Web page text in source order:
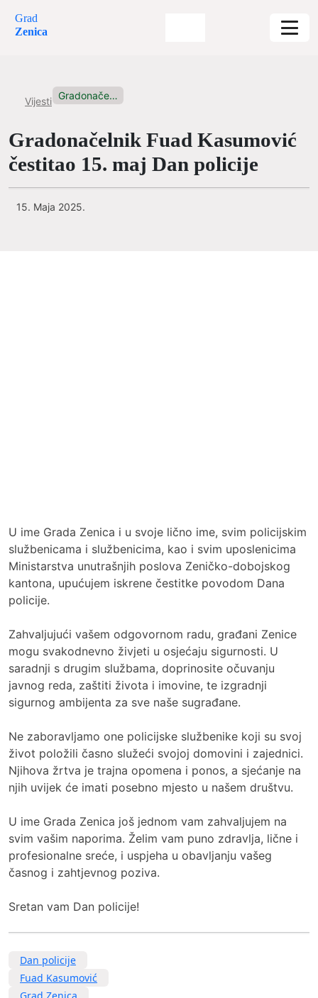
Grad
Zenica
Vijesti Gradonačelnik Fuad Kasumović čestitao 15....
Gradonačelnik Fuad Kasumović
čestitao 15. maj Dan policije
15. Maja 2025.
U ime Grada Zenica i u svoje lično ime, svim policijskim
službenicama i službenicima, kao i svim uposlenicima
Ministarstva unutrašnjih poslova Zeničko-dobojskog
kantona, upućujem iskrene čestitke povodom Dana
policije.
Zahvaljujući vašem odgovornom radu, građani Zenice
mogu svakodnevno živjeti u osjećaju sigurnosti. U
saradnji s drugim službama, doprinosite očuvanju
javnog reda, zaštiti života i imovine, te izgradnji
sigurnog ambijenta za sve naše sugrađane.
Ne zaboravljamo one policijske službenike koji su svoj
život položili časno služeći svojoj domovini i zajednici.
Njihova žrtva je trajna opomena i ponos, a sjećanje na
njih uvijek će imati posebno mjesto u našem društvu.
U ime Grada Zenica još jednom vam zahvaljujem na
svim vašim naporima. Želim vam puno zdravlja, lične i
profesionalne sreće, i uspjeha u obavljanju vašeg
časnog i zahtjevnog poziva.
Sretan vam Dan policije!
Dan policije
Fuad Kasumović